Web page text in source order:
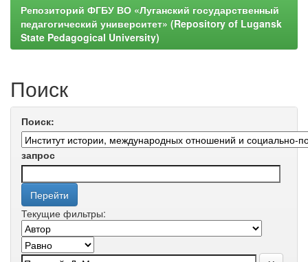
Репозиторий ФГБУ ВО «Луганский государственный
педагогический университет» (Repository of Lugansk
State Pedagogical University)
Поиск
Поиск:
запрос
Текущие фильтры: